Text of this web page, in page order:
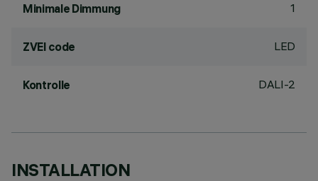
Minimale Dimmung 1
ZVEI code LED
Kontrolle DALI-2
INSTALLATION